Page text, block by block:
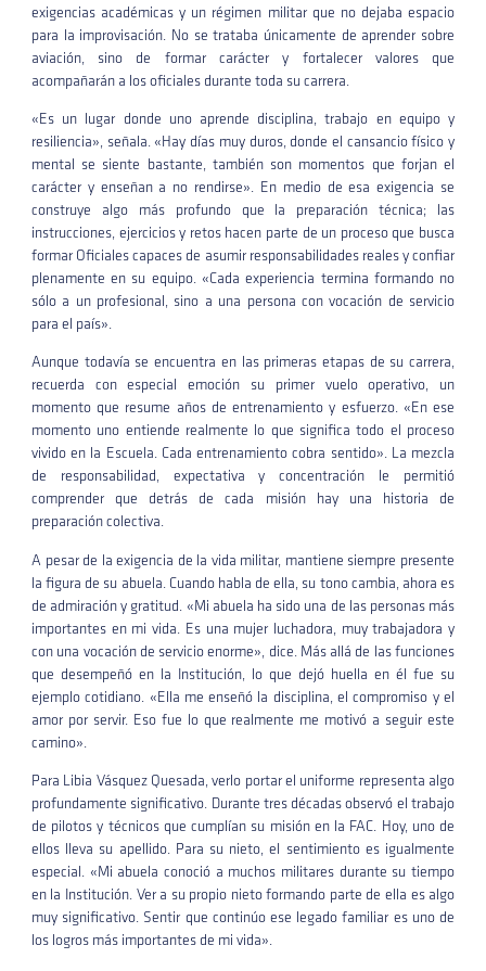
exigencias académicas y un régimen militar que no dejaba espacio
para la improvisación. No se trataba únicamente de aprender sobre
aviación, sino de formar carácter y fortalecer valores que
acompañarán a los oficiales durante toda su carrera.
«Es un lugar donde uno aprende disciplina, trabajo en equipo y
resiliencia», señala. «Hay días muy duros, donde el cansancio físico y
mental se siente bastante, también son momentos que forjan el
carácter y enseñan a no rendirse». En medio de esa exigencia se
construye algo más profundo que la preparación técnica; las
instrucciones, ejercicios y retos hacen parte de un proceso que busca
formar Oficiales capaces de asumir responsabilidades reales y confiar
plenamente en su equipo. «Cada experiencia termina formando no
sólo a un profesional, sino a una persona con vocación de servicio
para el país».
Aunque todavía se encuentra en las primeras etapas de su carrera,
recuerda con especial emoción su primer vuelo operativo, un
momento que resume años de entrenamiento y esfuerzo. «En ese
momento uno entiende realmente lo que significa todo el proceso
vivido en la Escuela. Cada entrenamiento cobra sentido». La mezcla
de responsabilidad, expectativa y concentración le permitió
comprender que detrás de cada misión hay una historia de
preparación colectiva.
A pesar de la exigencia de la vida militar, mantiene siempre presente
la figura de su abuela. Cuando habla de ella, su tono cambia, ahora es
de admiración y gratitud. «Mi abuela ha sido una de las personas más
importantes en mi vida. Es una mujer luchadora, muy trabajadora y
con una vocación de servicio enorme», dice. Más allá de las funciones
que desempeñó en la Institución, lo que dejó huella en él fue su
ejemplo cotidiano. «Ella me enseñó la disciplina, el compromiso y el
amor por servir. Eso fue lo que realmente me motivó a seguir este
camino».
Para Libia Vásquez Quesada, verlo portar el uniforme representa algo
profundamente significativo. Durante tres décadas observó el trabajo
de pilotos y técnicos que cumplían su misión en la FAC. Hoy, uno de
ellos lleva su apellido. Para su nieto, el sentimiento es igualmente
especial. «Mi abuela conoció a muchos militares durante su tiempo
en la Institución. Ver a su propio nieto formando parte de ella es algo
muy significativo. Sentir que continúo ese legado familiar es uno de
los logros más importantes de mi vida».